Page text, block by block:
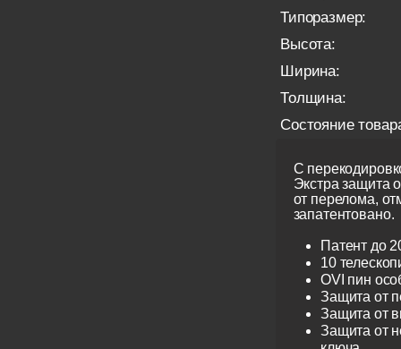
Типоразмер:
Высота:
Ширина:
Толщина:
Состояние
С
Экстра защита
от перелома,
запатентовано.
Патент до
10
OVI пин
Защита от
Защита от
Защита от